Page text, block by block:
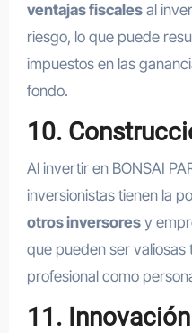
ventajas fiscalesal
riesgo, lo que puede
impuestos en las
fondo.
10.
Al invertir en BONSAI
inversionistas tienen la
otros inversoresy
que pueden ser valiosas
profesional como
11.